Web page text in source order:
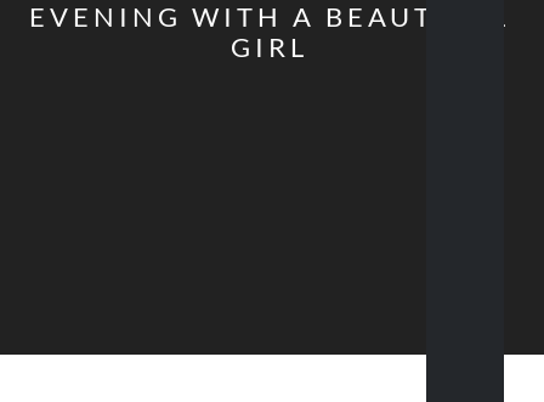
EVENING WITH A BEAUTIFUL
GIRL